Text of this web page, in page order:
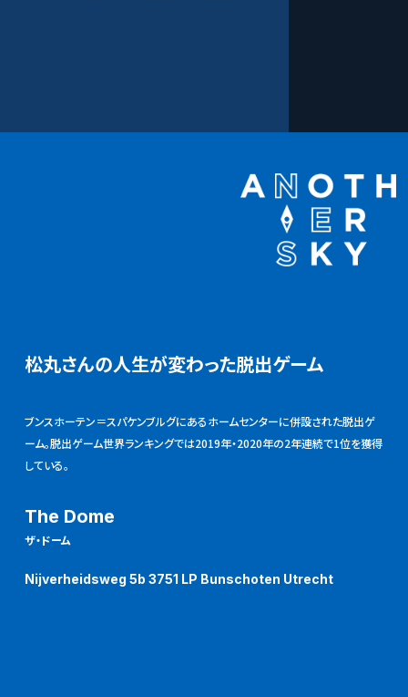
松丸さんの人生が変わった脱出ゲーム
ブンスホーテン＝スパケンブルグにあるホームセンターに併設された脱出ゲ
ーム。脱出ゲーム世界ランキングでは2019年・2020年の2年連続で1位を獲得
している。
The Dome
ザ・ドーム
Nijverheidsweg 5b 3751 LP Bunschoten Utrecht